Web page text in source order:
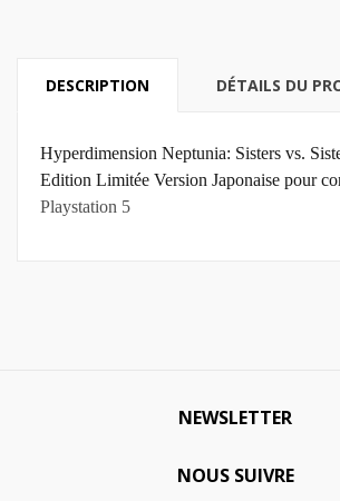
DESCRIPTION DÉTAILS DU
Hyperdimension Neptunia: Sisters vs.
Edition Limitée Version Japonaise pour
Playstation 5
NEWSLETTER
NOUS SUIVRE